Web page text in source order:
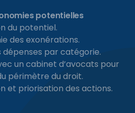
potentielles
du potentiel.
des exonérations.
dépenses par catégorie.
un cabinet d’avocats pour
périmètre du droit.
et priorisation des actions.